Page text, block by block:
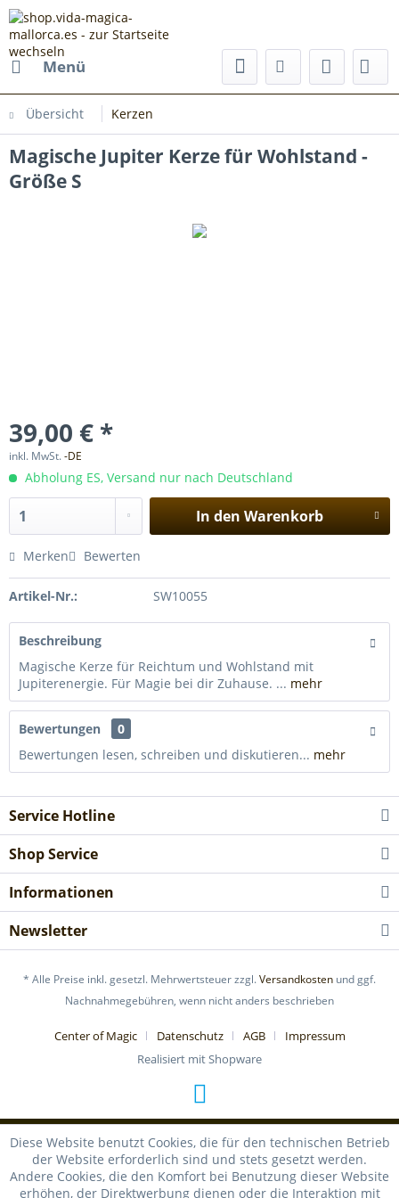
Menü
Übersicht Kerzen
Magische Jupiter Kerze für Wohlstand -
Größe S
39,00 € *
inkl. MwSt.-DE
Abholung ES, Versand nur nach Deutschland
In den Warenkorb
Merken Bewerten
Artikel-Nr.: SW10055
Beschreibung
Magische Kerze für Reichtum und Wohlstand mit
Jupiterenergie. Für Magie bei dir Zuhause. ... mehr
Bewertungen
0
Bewertungen lesen, schreiben und diskutieren... mehr
Service Hotline
Shop Service
Informationen
Newsletter
* Alle Preise inkl. gesetzl. Mehrwertsteuer zzgl.Versandkosten und ggf.
Nachnahmegebühren, wenn nicht anders beschrieben
Center of Magic Datenschutz AGB
Impressum
Realisiert mit Shopware
Diese Website benutzt Cookies, die für den technischen Betrieb
der Website erforderlich sind und stets gesetzt werden.
Andere Cookies, die den Komfort bei Benutzung dieser Website
erhöhen, der Direktwerbung dienen oder die Interaktion mit